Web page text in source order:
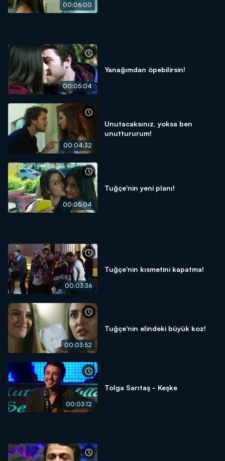
00:06:00
00:05:04
Yanağımdan öpebilirsin!
00:04:32
Unutacaksınız, yoksa ben
unuttururum!
00:05:04
Tuğçe'nin yeni planı!
00:03:36
Tuğçe'nin kısmetini kapatma!
00:03:52
Tuğçe'nin elindeki büyük koz!
00:03:12
Tolga Sarıtaş - Keşke